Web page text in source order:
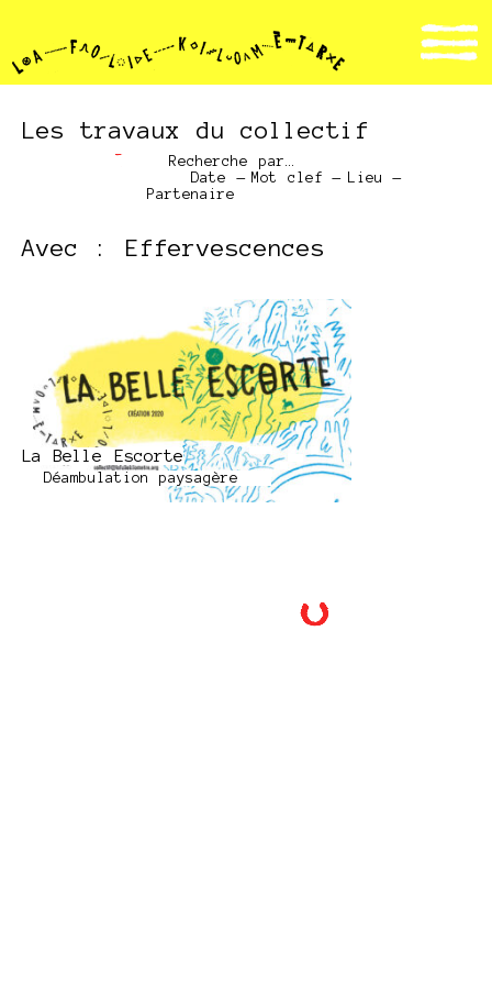
Les travaux du collectif
Recherche par…
Date — Mot clef — Lieu
—
Partenaire
Avec : Effervescences
La Belle Escorte
Déambulation paysagère